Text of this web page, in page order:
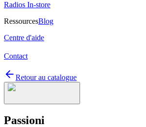
Radios In-store
RessourcesBlog
Centre d'aide
Contact
Retour au catalogue
Passioni